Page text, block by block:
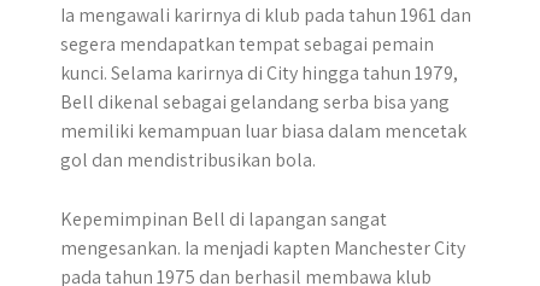
Ia mengawali karirnya di klub pada tahun 1961 dan
segera mendapatkan tempat sebagai pemain
kunci. Selama karirnya di City hingga tahun 1979,
Bell dikenal sebagai gelandang serba bisa yang
memiliki kemampuan luar biasa dalam mencetak
gol dan mendistribusikan bola.
Kepemimpinan Bell di lapangan sangat
mengesankan. Ia menjadi kapten Manchester City
pada tahun 1975 dan berhasil membawa klub